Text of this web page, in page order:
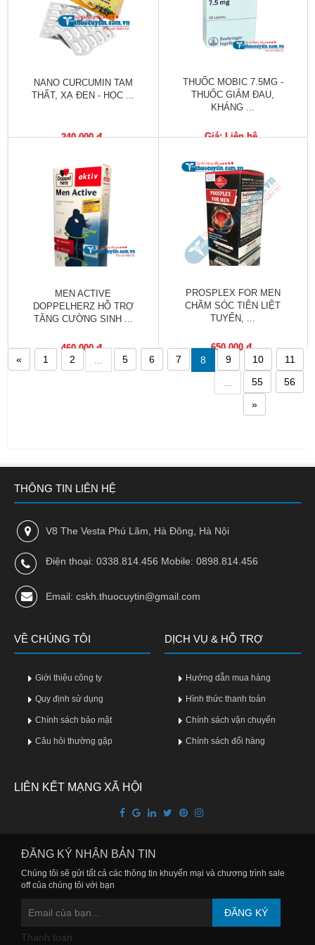
Làm
đẹp
và
Chăm
thuốc
hay
Kiến
thức
bệnh
thuốc
NANO CURCUMIN TAM
THẤT, XẠ ĐEN - HỌC ...
240,000 đ
THUỐC MOBIC 7.5MG -
THUỐC GIẢM ĐAU,
KHÁNG ...
Giá: Liên hệ
MEN ACTIVE
DOPPELHERZ HỖ TRỢ
TĂNG CƯỜNG SINH ...
460,000 đ
PROSPLEX FOR MEN
CHĂM SÓC TIÊN LIỆT
TUYẾN, ...
650,000 đ
« 1 2 5 6 7 8 9 10 11
55
56
»
THÔNG TIN LIÊN HỆ
V8 The Vesta Phú Lãm, Hà Đông, Hà Nội
Điện thoại: 0338.814.456 Mobile: 0898.814.456
Email: cskh.thuocuytin@gmail.com
VỀ CHÚNG TÔI
Giới thiệu công ty
Quy định sử dụng
Chính sách bảo mật
Câu hỏi thường gặp
DỊCH VỤ & HỖ TRỢ
Hướng dẫn mua hàng
Hình thức thanh toán
Chính sách vận chuyển
Chính sách đổi hàng
LIÊN KẾT MẠNG XÃ HỘI
ĐĂNG KÝ NHẬN BẢN TIN
Chúng tôi sẽ gửi tất cả các thông tin khuyến mại và chương trình sale
off của chúng tôi với bạn
ĐĂNG KÝ
Thanh toán